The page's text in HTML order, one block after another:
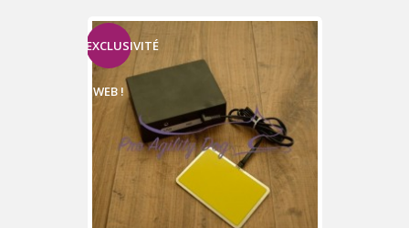
EXCLUSIVITÉ
WEB !